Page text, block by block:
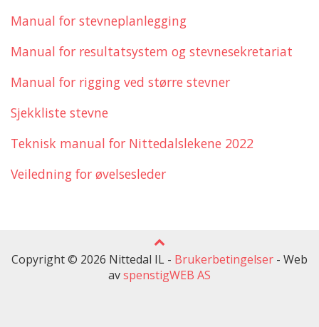
Manual for stevneplanlegging
Manual for resultatsystem og stevnesekretariat
Manual for rigging ved større stevner
Sjekkliste stevne
Teknisk manual for Nittedalslekene 2022
Veiledning for øvelsesleder
Copyright © 2026 Nittedal IL - Brukerbetingelser - Web
avspenstigWEB AS